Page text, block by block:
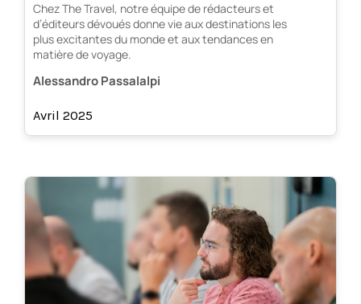
Chez The Travel, notre équipe de rédacteurs et
d’éditeurs dévoués donne vie aux destinations les
plus excitantes du monde et aux tendances en
matière de voyage.
Alessandro Passalalpi
Avril 2025